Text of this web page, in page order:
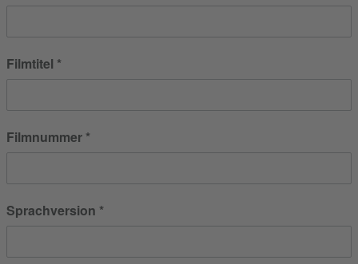
Filmtitel
Filmnummer
Sprachversion